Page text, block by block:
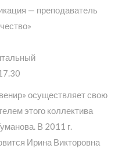
— преподаватель
осуществляет свою
этого коллектива
В 2011 г.
Ирина Викторовна